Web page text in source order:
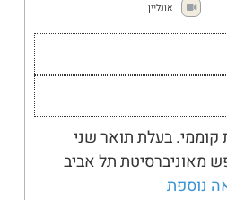
אונליין
קוממי. בעלת תואר שני
מאוניברסיטת תל אביב
נוספת